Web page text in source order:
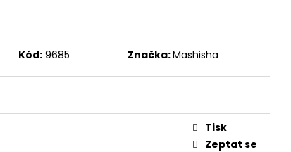
Kód: 9685 Značka:Mashisha
Tisk
Zeptat se